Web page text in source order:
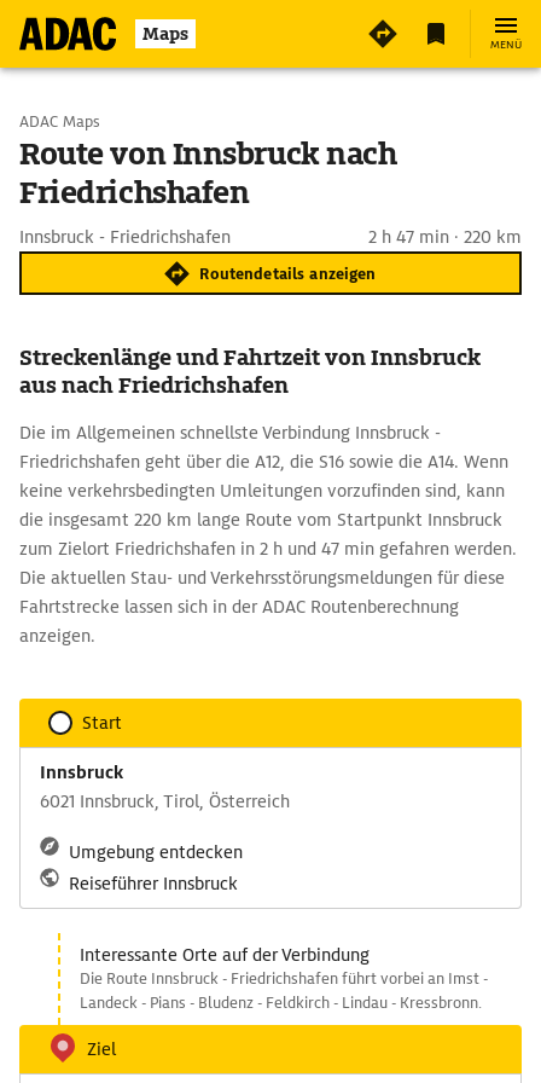
Maps MENÜ
Start wählen
Ziel eingeben
ADAC Maps
Route von Innsbruck nach
Friedrichshafen
Innsbruck - Friedrichshafen 2 h 47 min · 220 km
Routendetails anzeigen
Streckenlänge und Fahrtzeit von Innsbruck
aus nach Friedrichshafen
Die im Allgemeinen schnellste Verbindung Innsbruck -
Friedrichshafen geht über die A12, die S16 sowie die A14. Wenn
keine verkehrsbedingten Umleitungen vorzufinden sind, kann
die insgesamt 220 km lange Route vom Startpunkt Innsbruck
zum Zielort Friedrichshafen in 2 h und 47 min gefahren werden.
Die aktuellen Stau- und Verkehrsstörungsmeldungen für diese
Fahrtstrecke lassen sich in der ADAC Routenberechnung
anzeigen.
Start
Innsbruck
6021 Innsbruck, Tirol, Österreich
Umgebung entdecken
Reiseführer Innsbruck
Interessante Orte auf der Verbindung
Die Route Innsbruck - Friedrichshafen führt vorbei an Imst -
Landeck - Pians - Bludenz - Feldkirch - Lindau - Kressbronn.
Ziel